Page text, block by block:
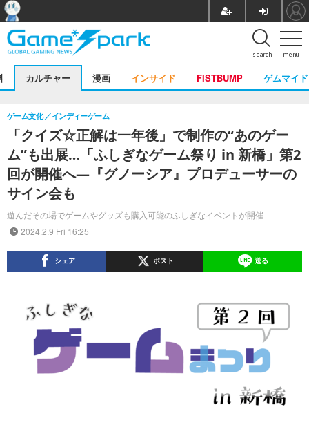
menu
search
カルチャー 漫画 インサイド FISTBUMP ゲムマイド
「クイズ☆正解は一年後」で制作の“あのゲー
ム”も出展…「ふしぎなゲーム祭り in 新橋」第2
回が開催へ―『グノーシア』プロデューサーの
サイン会も
遊んだその場でゲームやグッズも購入可能のふしぎなイベントが開催
ゲーム文化 インディーゲーム
2024.2.9 Fri 16:25
シェア ポスト 送る